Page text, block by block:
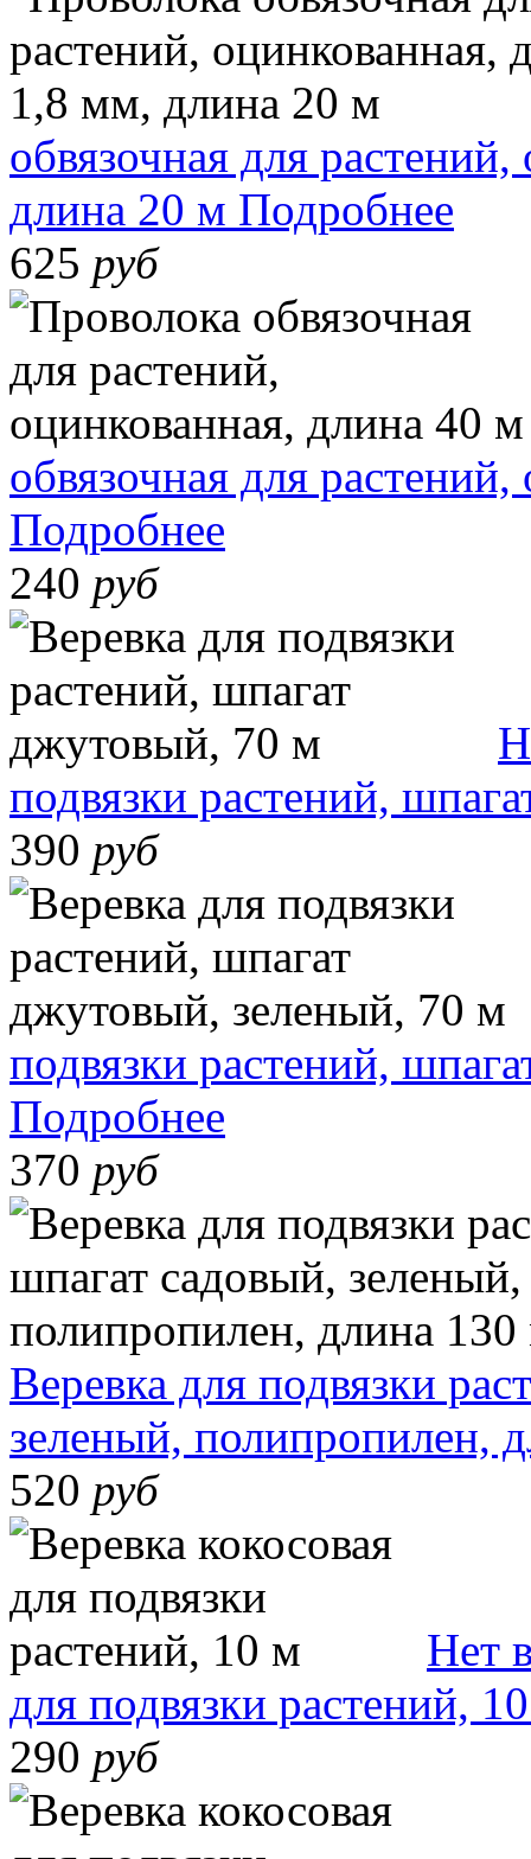
обвязочная для
длина 20 м Подробнее
625 руб
обвязочная для
Подробнее
240 руб
подвязки растений,
390 руб
подвязки растений,
Подробнее
370 руб
Веревка для подвязки
зеленый, полипропилен,
520 руб
Нет
для подвязки растений,
290 руб